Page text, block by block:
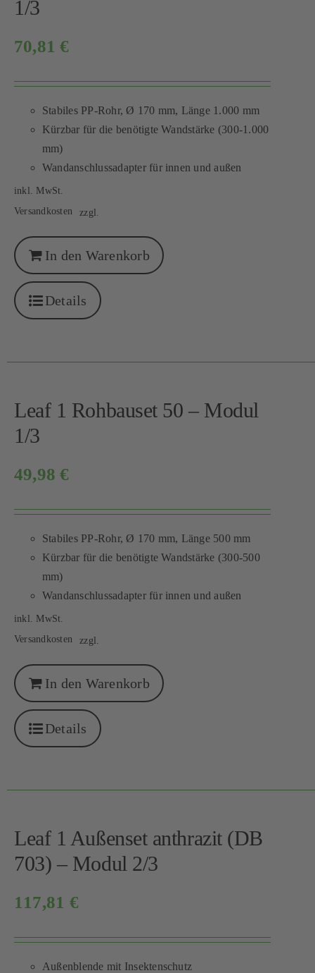
1/3
70,81€
Stabiles PP-Rohr, Ø 170 mm, Länge 1.000 mm
Kürzbar für die benötigte Wandstärke (300-1.000
mm)
Wandanschlussadapter für innen und außen
inkl. MwSt.
zzgl.
Versandkosten
In den Warenkorb
Details
Leaf 1 Rohbauset 50 – Modul
1/3
49,98€
Stabiles PP-Rohr, Ø 170 mm, Länge 500 mm
Kürzbar für die benötigte Wandstärke (300-500
mm)
Wandanschlussadapter für innen und außen
inkl. MwSt.
zzgl.
Versandkosten
In den Warenkorb
Details
Leaf 1 Außenset anthrazit (DB
703) – Modul 2/3
117,81 €
Außenblende mit Insektenschutz